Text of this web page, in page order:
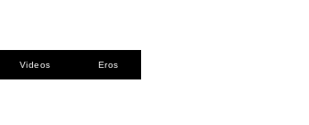
Videos Eros